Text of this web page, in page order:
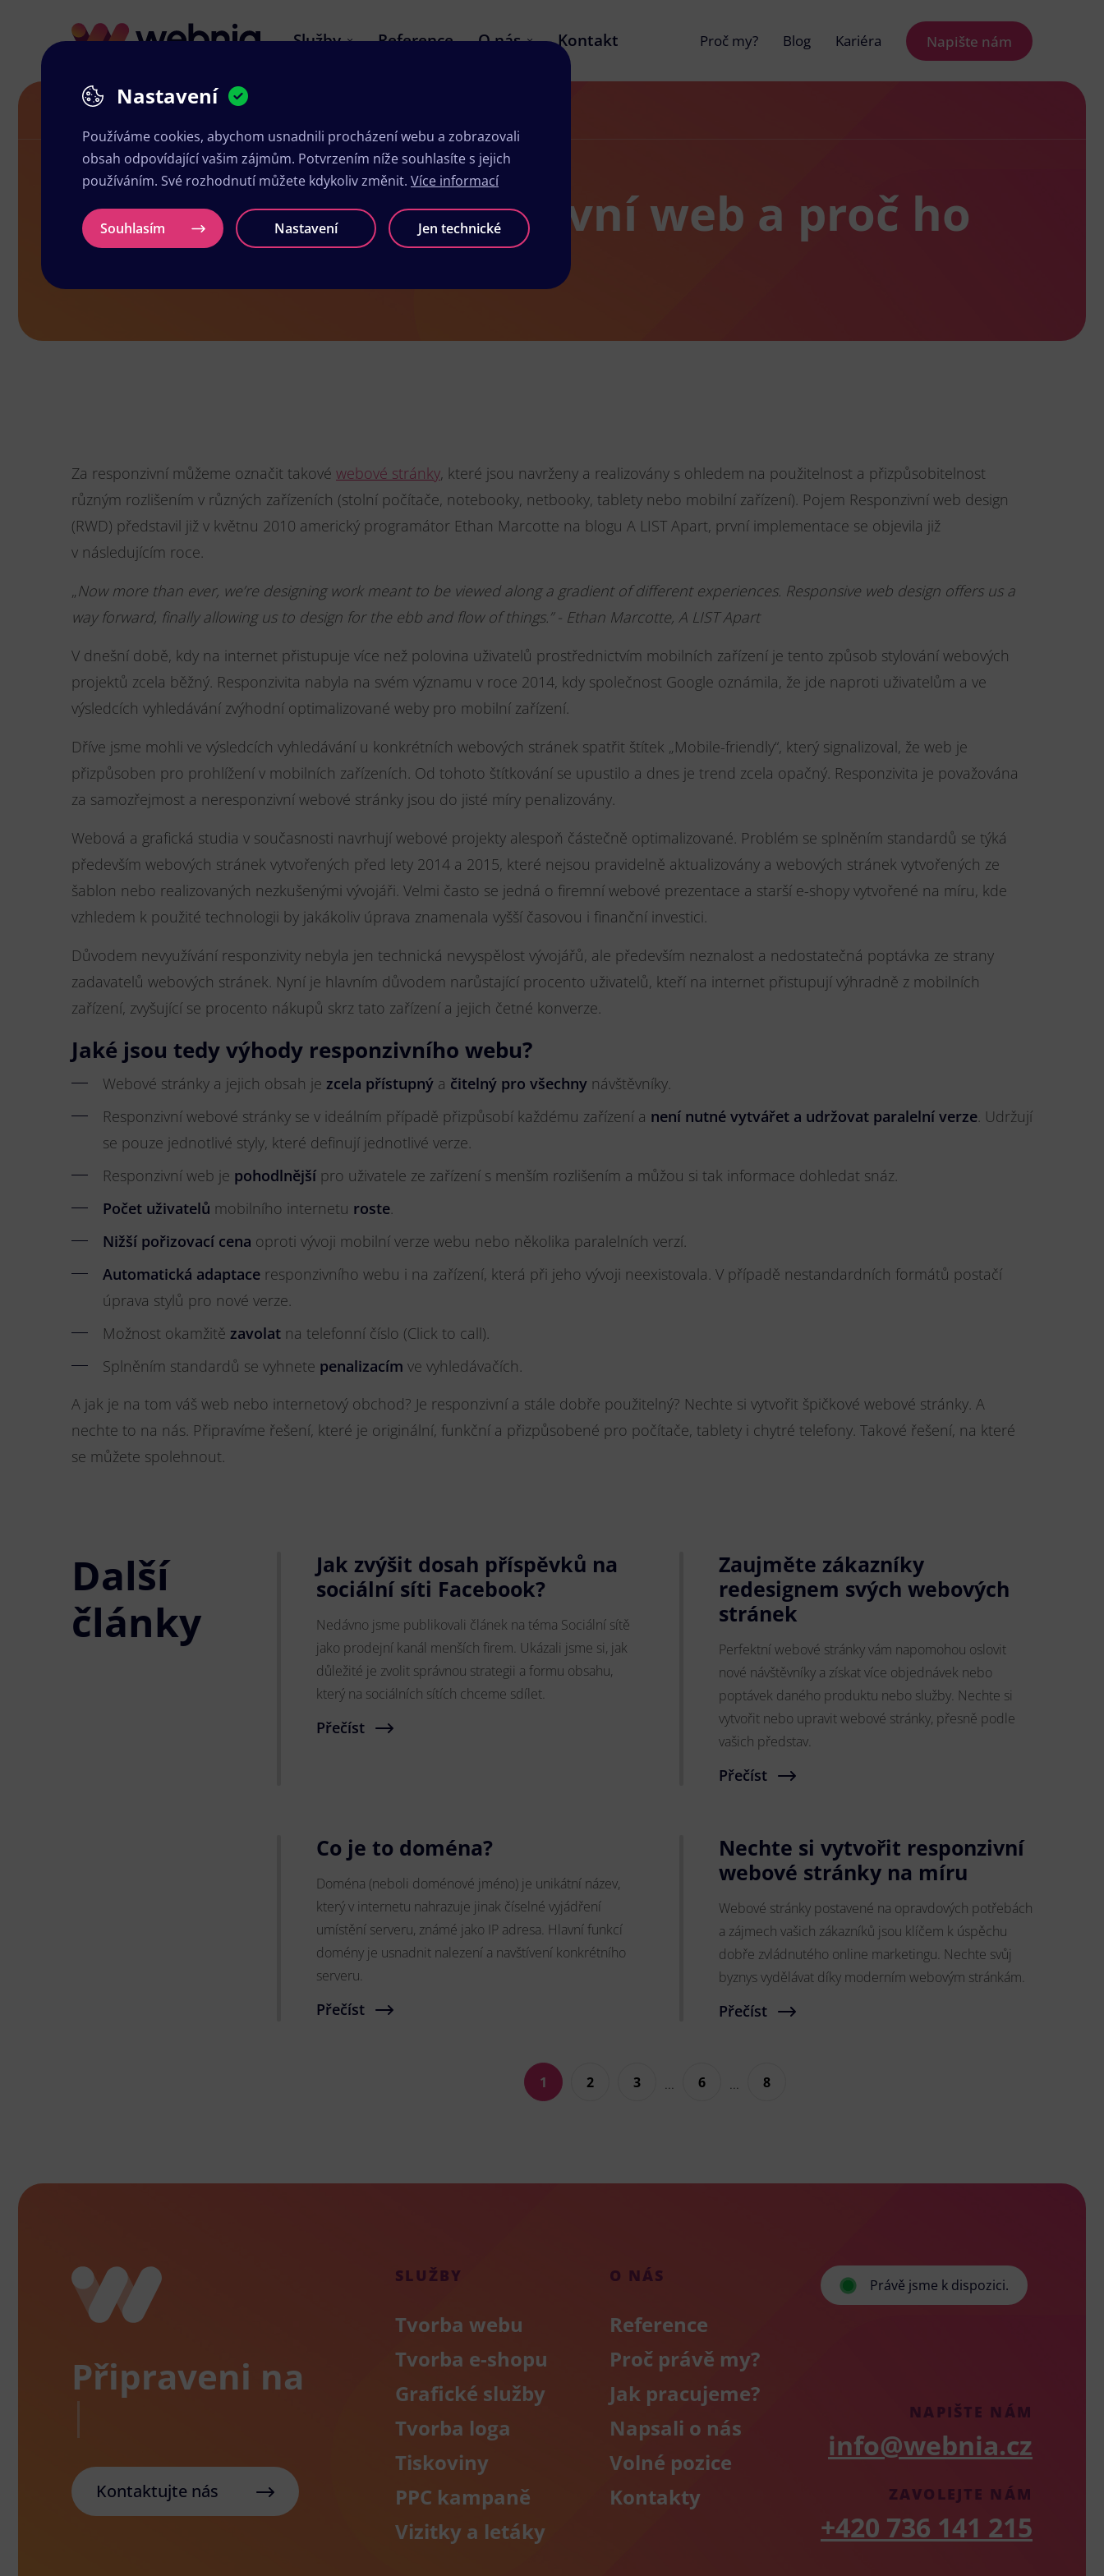
Služby Reference O nás Kontakt Proč my? Blog Kariéra Napište nám
Co znamená responzivní web a proč ho mít?
Co znamená responzivní web a proč ho
mít?
Za responzivní můžeme označit takové webové stránky, které jsou navrženy a realizovány s ohledem na použitelnost a přizpůsobitelnost
různým rozlišením v různých zařízeních (stolní počítače, notebooky, netbooky, tablety nebo mobilní zařízení). Pojem Responzivní web design
(RWD) představil již v květnu 2010 americký programátor Ethan Marcotte na blogu A LIST Apart, první implementace se objevila již
v následujícím roce.
„Now more than ever, we’re designing work meant to be viewed along a gradient of different experiences. Responsive web design offers us a
way forward, finally allowing us to design for the ebb and flow of things.” - Ethan Marcotte, A LIST Apart
V dnešní době, kdy na internet přistupuje více než polovina uživatelů prostřednictvím mobilních zařízení je tento způsob stylování webových
projektů zcela běžný. Responzivita nabyla na svém významu v roce 2014, kdy společnost Google oznámila, že jde naproti uživatelům a ve
výsledcích vyhledávání zvýhodní optimalizované weby pro mobilní zařízení.
Dříve jsme mohli ve výsledcích vyhledávání u konkrétních webových stránek spatřit štítek „Mobile-friendly“, který signalizoval, že web je
přizpůsoben pro prohlížení v mobilních zařízeních. Od tohoto štítkování se upustilo a dnes je trend zcela opačný. Responzivita je považována
za samozřejmost a neresponzivní webové stránky jsou do jisté míry penalizovány.
Webová a grafická studia v současnosti navrhují webové projekty alespoň částečně optimalizované. Problém se splněním standardů se týká
především webových stránek vytvořených před lety 2014 a 2015, které nejsou pravidelně aktualizovány a webových stránek vytvořených ze
šablon nebo realizovaných nezkušenými vývojáři. Velmi často se jedná o firemní webové prezentace a starší e-shopy vytvořené na míru, kde
vzhledem k použité technologii by jakákoliv úprava znamenala vyšší časovou i finanční investici.
Důvodem nevyužívání responzivity nebyla jen technická nevyspělost vývojářů, ale především neznalost a nedostatečná poptávka ze strany
zadavatelů webových stránek. Nyní je hlavním důvodem narůstající procento uživatelů, kteří na internet přistupují výhradně z mobilních
zařízení, zvyšující se procento nákupů skrz tato zařízení a jejich četné konverze.
Jaké jsou tedy výhody responzivního webu?
Webové stránky a jejich obsah je zcela přístupný a čitelný pro všechny návštěvníky.
Responzivní webové stránky se v ideálním případě přizpůsobí každému zařízení a není nutné vytvářet a udržovat paralelní verze. Udržují
se pouze jednotlivé styly, které definují jednotlivé verze.
Responzivní web je pohodlnější pro uživatele ze zařízení s menším rozlišením a můžou si tak informace dohledat snáz.
Počet uživatelů mobilního internetu roste.
Nižší pořizovací cena oproti vývoji mobilní verze webu nebo několika paralelních verzí.
Automatická adaptace responzivního webu i na zařízení, která při jeho vývoji neexistovala. V případě nestandardních formátů postačí
úprava stylů pro nové verze.
Možnost okamžitě zavolat na telefonní číslo (Click to call).
Splněním standardů se vyhnete penalizacím ve vyhledávačích.
A jak je na tom váš web nebo internetový obchod? Je responzivní a stále dobře použitelný? Nechte si vytvořit špičkové webové stránky. A
nechte to na nás. Připravíme řešení, které je originální, funkční a přizpůsobené pro počítače, tablety i chytré telefony. Takové řešení, na které
se můžete spolehnout.
Další
články
Jak zvýšit dosah příspěvků na
sociální síti Facebook?
Nedávno jsme publikovali článek na téma Sociální sítě
jako prodejní kanál menších firem. Ukázali jsme si, jak
důležité je zvolit správnou strategii a formu obsahu,
který na sociálních sítích chceme sdílet.
Přečíst
Zaujměte zákazníky
redesignem svých webových
stránek
Perfektní webové stránky vám napomohou oslovit
nové návštěvníky a získat více objednávek nebo
poptávek daného produktu nebo služby. Nechte si
vytvořit nebo upravit webové stránky, přesně podle
vašich představ.
Přečíst
Co je to doména?
Doména (neboli doménové jméno) je unikátní název,
který v internetu nahrazuje jinak číselné vyjádření
umístění serveru, známé jako IP adresa. Hlavní funkcí
domény je usnadnit nalezení a navštívení konkrétního
serveru.
Přečíst
Nechte si vytvořit responzivní
webové stránky na míru
Webové stránky postavené na opravdových potřebách
a zájmech vašich zákazníků jsou klíčem k úspěchu
dobře zvládnutého online marketingu. Nechte svůj
byznys vydělávat díky moderním webovým stránkám.
Přečíst
1 2 3 ... 6 ... 8
Připraveni na
Kontaktujte nás
SLUŽBY
Tvorba webu
Tvorba e-shopu
Grafické služby
Tvorba loga
Tiskoviny
PPC kampaně
Vizitky a letáky
O NÁS
Reference
Proč právě my?
Jak pracujeme?
Napsali o nás
Volné pozice
Kontakty
Právě jsme k dispozici.
NAPIŠTE NÁM
info@webnia.cz
ZAVOLEJTE NÁM
+420 736 141 215
Nastavení
Používáme cookies, abychom usnadnili procházení webu a zobrazovali
obsah odpovídající vašim zájmům. Potvrzením níže souhlasíte s jejich
používáním. Své rozhodnutí můžete kdykoliv změnit. Více informací
Souhlasím Nastavení Jen technické